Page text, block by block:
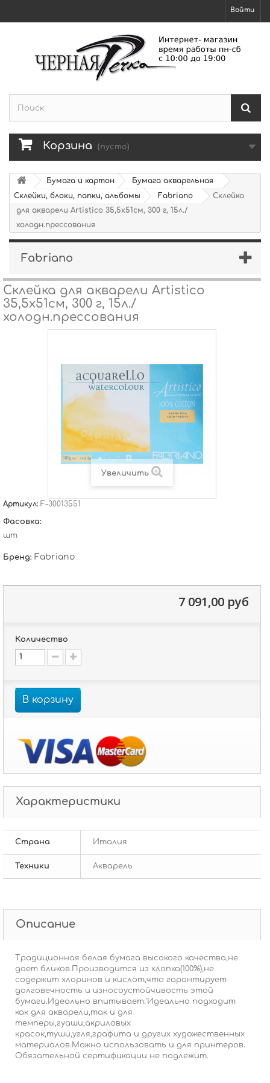
Войти
Корзина (пусто)
Бумага и картон
Бумага акварельная
Склейки, блоки, папки, альбомы
Fabriano
Склейка
для акварели Artistico 35,5х51см, 300 г, 15л./
холодн.прессования
Fabriano
Склейка для акварели Artistico
35,5х51см, 300 г, 15л./
холодн.прессования
Увеличить
Артикул: F-30013551
Фасовка:
шт
Бренд: Fabriano
7 091,00 руб
Количество
В корзину
Характеристики
Страна Италия
Техники Акварель
Описание
Традиционная белая бумага высокого качества,не
дает бликов.Производится из хлопка(100%),не
содержит хлоринов и кислот,что гарантирует
долговечность и износоустойчивость этой
бумаги.Идеально впитывает.'Идеально подходит
как для акварели,так и для
темперы,гуаши,акриловых
красок,туши,угля,графита и других художественных
материалов.Можно использовать и для принтеров.
Обязательной сертификации не подлежит.